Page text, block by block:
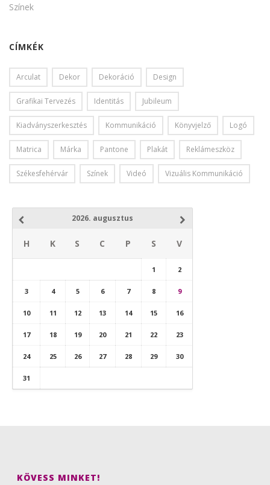
Színek
CÍMKÉK
Arculat Dekor Dekoráció Design
Grafikai Tervezés Identitás Jubileum
Kiadványszerkesztés Kommunikáció Könyvjelző Logó
Matrica Márka Pantone Plakát Reklámeszköz
Székesfehérvár Színek Videó Vizuális Kommunikáció
2026. augusztus
H K S C P S V
1 2
3 4 5 6 7 8 9
10 11 12 13 14 15 16
17 18 19 20 21 22 23
24 25 26 27 28 29 30
31
KÖVESS MINKET!